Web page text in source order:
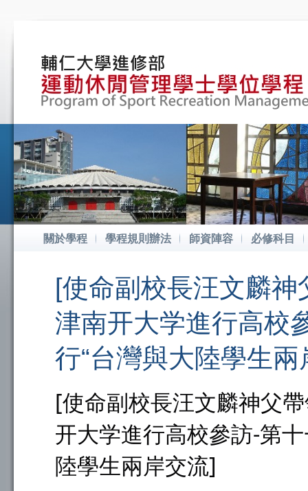
關於學程 學程規則辦法 師資陣容 必修科目
[使命副校長汪文麟
津南开大学進行高校
行“台灣與大陸學生
[使命副校長汪文麟神父
开大学進行高校參訪-第
陸學生兩岸交流]